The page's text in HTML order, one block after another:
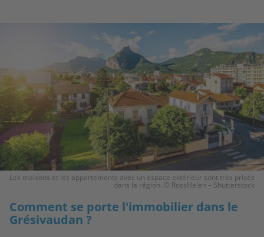
Les maisons et les appartements avec un espace extérieur sont très prisés
dans la région. © RossHelen – Shutterstock
Comment se porte l'immobilier dans le
Grésivaudan ?